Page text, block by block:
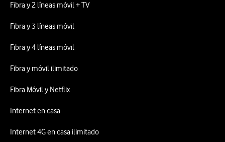
Fibra y 2 líneas móvil + TV
Fibra y 3 líneas móvil
Fibra y 4 líneas móvil
Fibra y móvil ilimitado
Fibra Móvil y Netflix
Internet en casa
Internet 4G en casa ilimitado